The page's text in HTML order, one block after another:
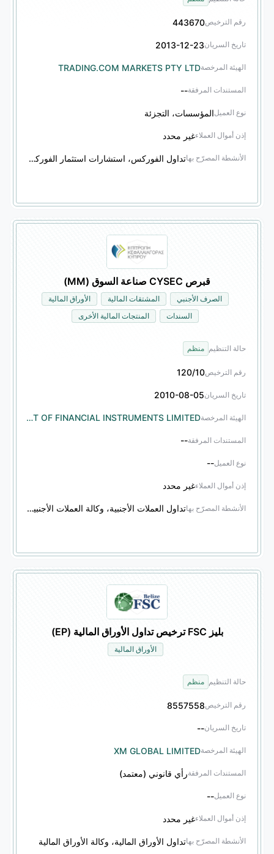
رقم الترخيص443670
تاريخ السريان2013-12-23
الهيئة المرخصةTRADING.COM MARKETS PTY LTD
المستندات المرفقة--
نوع العميلالمؤسسات، التجزئة
إذن أموال العملاءغير محدد
الأنشطة المصرّح بها تداول الفوركس، استشارات استثمار الفوركس، تداول المشتقات المالية، استشارات استثمار المشتقات المالية
قبرص CYSEC صناعة السوق (MM)
الصرف الأجنبي المشتقات المالية
الأوراق المالية
السندات
المنتجات المالية الأخرى
حالة التنظيم منظم
رقم الترخيص120/10
تاريخ السريان2010-08-05
الهيئة المرخصة TRADING POINT OF FINANCIAL INSTRUMENTS LIMITED
المستندات المرفقة--
نوع العميل--
إذن أموال العملاءغير محدد
الأنشطة المصرّح بها تداول العملات الأجنبية، وكالة العملات الأجنبية، تداول المشتقات المالية، وكالة المشتقات المالية، تداول الأوراق المالية، وكالة الأوراق المالية، تداول السندات، وكالة السندات، تداول المنتجات المالية الأخرى، وكالة المنتجات المالية الأخرى
بليز FSC ترخيص تداول الأوراق المالية (EP)
الأوراق المالية
حالة التنظيم منظم
رقم الترخيص8557558
تاريخ السريان--
الهيئة المرخصةXM GLOBAL LIMITED
المستندات المرفقةرأي قانوني (معتمد)
نوع العميل--
إذن أموال العملاءغير محدد
الأنشطة المصرّح بهاتداول الأوراق المالية، وكالة الأوراق المالية